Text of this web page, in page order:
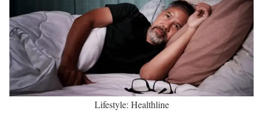
Lifestyle: Healthline